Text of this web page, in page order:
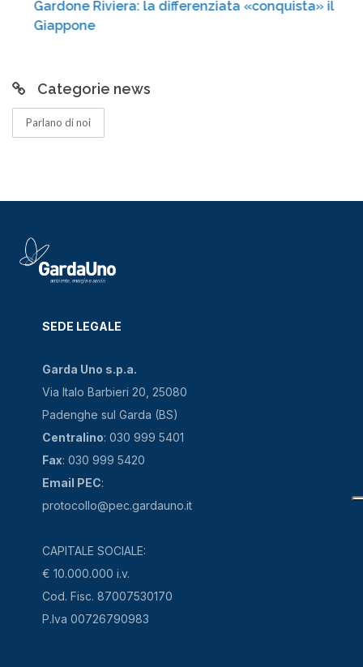
Gardone Riviera: la differenziata «conquista» il
Giappone
Categorie news
Parlano di noi
SEDE LEGALE
Garda Uno s.p.a.
Via Italo Barbieri 20, 25080
Padenghe sul Garda (BS)
Centralino: 030 999 5401
Fax: 030 999 5420
Email PEC:
protocollo@pec.gardauno.it
CAPITALE SOCIALE:
€ 10.000.000 i.v.
Cod. Fisc. 87007530170
P.Iva 00726790983